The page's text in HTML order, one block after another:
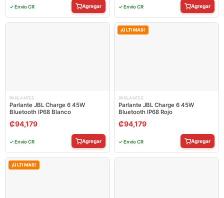
✓ Envío CR Agregar ✓ Envío CR Agregar
PARLANTES
Parlante JBL Charge 6 45W
Bluetooth IP68 Blanco
₡94,179
✓ Envío CR Agregar
¡ÚLTIMAS!
PARLANTES
Parlante JBL Charge 6 45W
Bluetooth IP68 Rojo
₡94,179
✓ Envío CR Agregar
¡ÚLTIMAS!